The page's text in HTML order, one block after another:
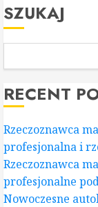
SZUKAJ
RECENT
Rzeczoznawca
profesjonalna i
Rzeczoznawca
profesjonalne
Nowoczesne